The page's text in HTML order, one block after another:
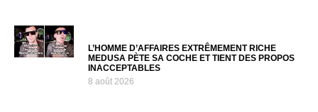
L’HOMME D’AFFAIRES EXTRÊMEMENT RICHE
MEDUSA PÈTE SA COCHE ET TIENT DES PROPOS
INACCEPTABLES
8 août 2026